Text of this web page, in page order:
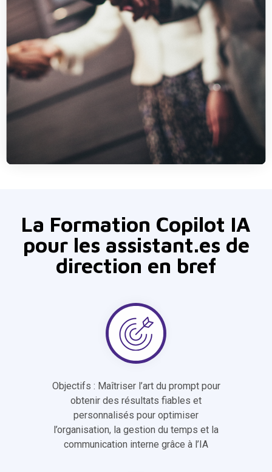
La Formation Copilot IA
pour les assistant.es de
direction en bref
Objectifs : Maîtriser l’art du prompt pour
obtenir des résultats fiables et
personnalisés pour optimiser
l’organisation, la gestion du temps et la
communication interne grâce à l’IA